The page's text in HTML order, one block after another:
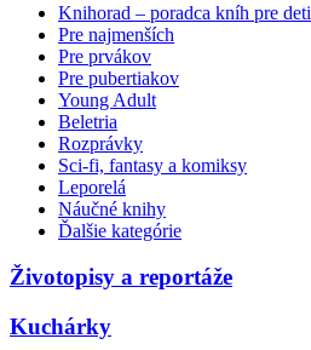
Knihorad – poradca kníh pre deti
Pre najmenších
Pre prvákov
Pre pubertiakov
Young Adult
Beletria
Rozprávky
Sci-fi, fantasy a komiksy
Leporelá
Náučné knihy
Ďalšie kategórie
Životopisy a reportáže
Kuchárky